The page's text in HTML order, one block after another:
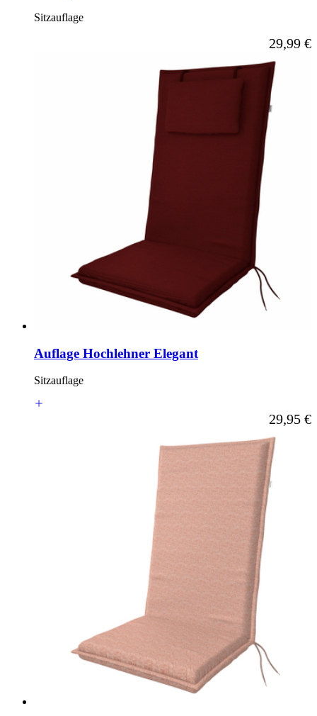
Sitzauflage
Ab
29,99 €
Auflage Hochlehner Elegant
Sitzauflage
Ab
29,95 €